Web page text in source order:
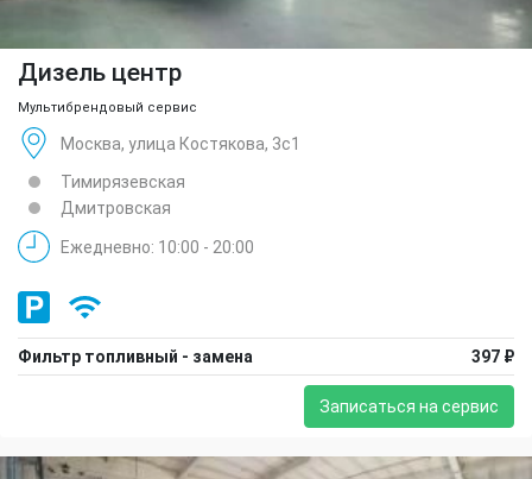
Дизель центр
Мультибрендовый сервис
Москва, улица Костякова, 3с1
Тимирязевская
Дмитровская
Ежедневно: 10:00 - 20:00
Фильтр топливный - замена 397 ₽
Записаться на сервис